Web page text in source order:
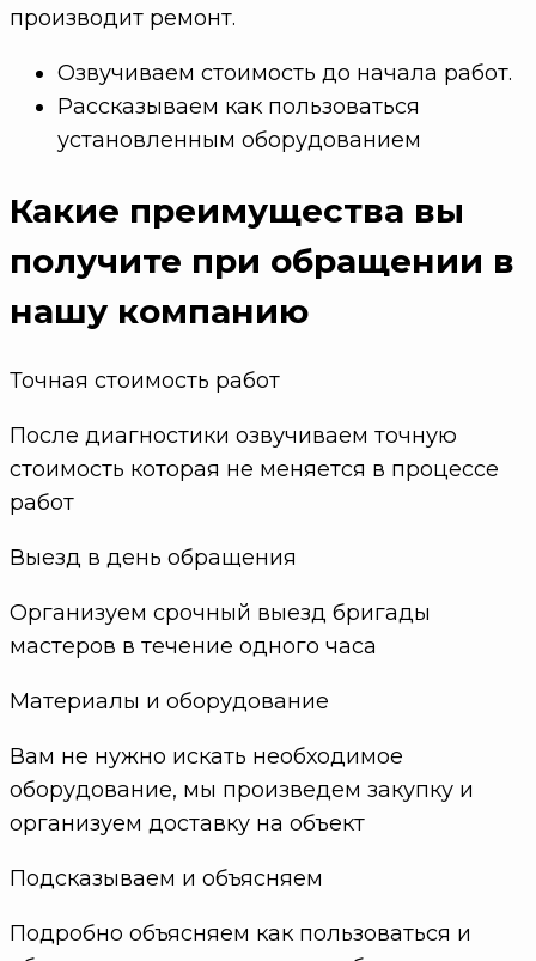
производит ремонт.
Озвучиваем стоимость до начала работ.
Рассказываем как пользоваться
установленным оборудованием
Какие преимущества вы
получите при обращении в
нашу компанию
Точная стоимость работ
После диагностики озвучиваем точную
стоимость которая не меняется в процессе
работ
Выезд в день обращения
Организуем срочный выезд бригады
мастеров в течение одного часа
Материалы и оборудование
Вам не нужно искать необходимое
оборудование, мы произведем закупку и
организуем доставку на объект
Подсказываем и объясняем
Подробно объясняем как пользоваться и